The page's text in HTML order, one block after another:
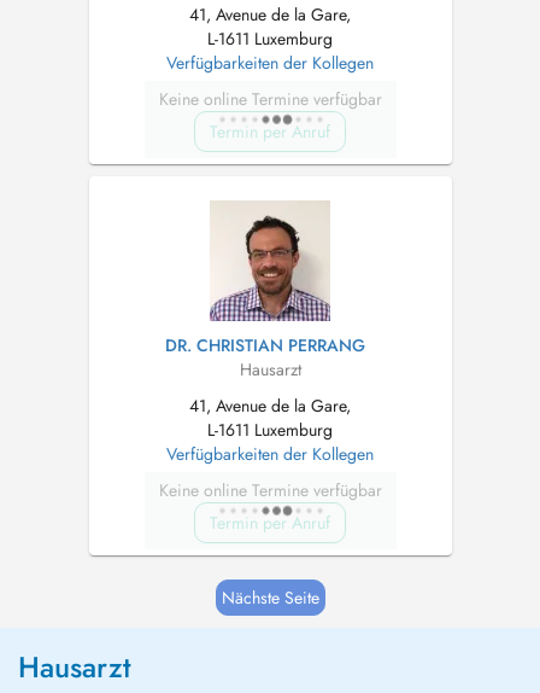
41, Avenue de la Gare,
L-1611 Luxemburg
Verfügbarkeiten der Kollegen
Keine online Termine verfügbar
Termin per Anruf
DR. CHRISTIAN PERRANG
Hausarzt
41, Avenue de la Gare,
L-1611 Luxemburg
Verfügbarkeiten der Kollegen
Keine online Termine verfügbar
Termin per Anruf
Nächste Seite
Hausarzt